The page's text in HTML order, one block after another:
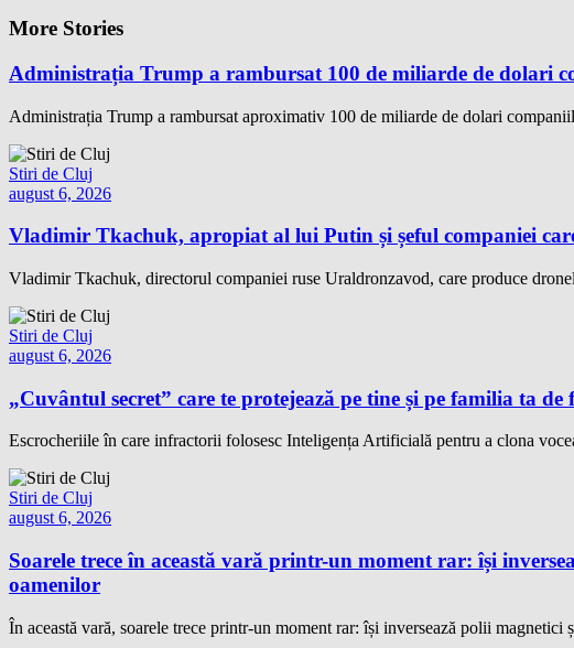
More Stories
Administrația Trump a rambursat 100 de miliarde de dolari
Administrația Trump a rambursat aproximativ 100 de miliarde de dolari
Stiri de Cluj
august 6, 2026
Vladimir Tkachuk, apropiat al lui Putin și șeful companiei
Vladimir Tkachuk, directorul companiei ruse Uraldronzavod, care produce
Stiri de Cluj
august 6, 2026
„Cuvântul secret” care te protejează pe tine și pe familia ta
Escrocheriile în care infractorii folosesc Inteligența Artificială pentru a clona
Stiri de Cluj
august 6, 2026
Soarele trece în această vară printr-un moment rar: își
oamenilor
În această vară, soarele trece printr-un moment rar: își inversează polii